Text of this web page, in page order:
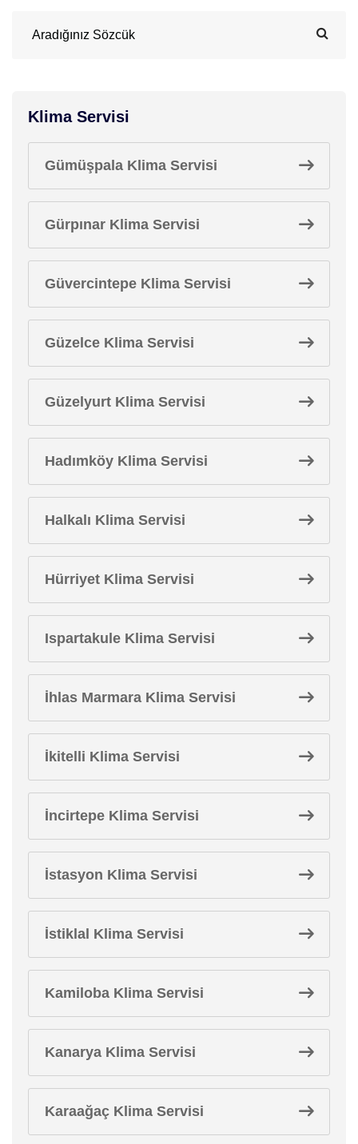
Klima Servisi
Gümüşpala Klima Servisi
Gürpınar Klima Servisi
Güvercintepe Klima Servisi
Güzelce Klima Servisi
Güzelyurt Klima Servisi
Hadımköy Klima Servisi
Halkalı Klima Servisi
Hürriyet Klima Servisi
Ispartakule Klima Servisi
İhlas Marmara Klima Servisi
İkitelli Klima Servisi
İncirtepe Klima Servisi
İstasyon Klima Servisi
İstiklal Klima Servisi
Kamiloba Klima Servisi
Kanarya Klima Servisi
Karaağaç Klima Servisi